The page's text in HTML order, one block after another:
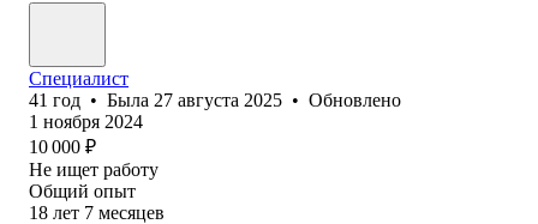
Специалист
41 год • Была 27 августа 2025 • Обновлено
1 ноября 2024
10 000 ₽
Не ищет работу
Общий опыт
18 лет 7 месяцев